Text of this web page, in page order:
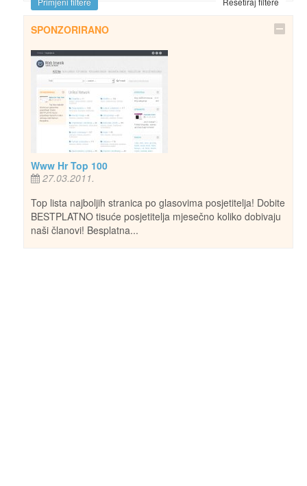
SPONZORIRANO
Www Hr Top 100
27.03.2011.
Top lista najboljih stranica po glasovima posjetitelja! Dobite
BESTPLATNO tisuće posjetitelja mjesečno koliko dobivaju
naši članovi! Besplatna...